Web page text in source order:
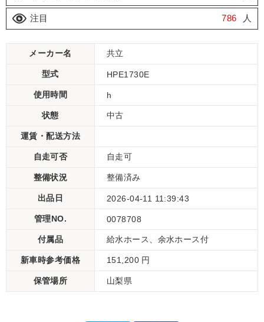
注目 786 人
メーカー名 共立
型式 HPE1730E
使用時間 h
状態 中古
運賃・配送方法
自走可否 自走可
整備状況 整備済み
出品日 2026-04-11 11:39:43
管理NO. 0078708
付属品 給水ホース、余水ホース付
新車時参考価格 151,200 円
保管場所 山梨県